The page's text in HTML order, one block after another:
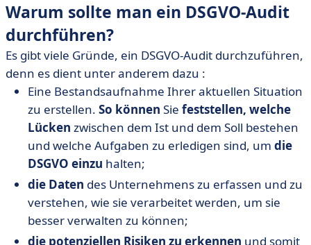
Warum sollte man ein DSGVO-Audit
durchführen?
Es gibt viele Gründe, ein DSGVO-Audit durchzuführen,
denn es dient unter anderem dazu :
Eine Bestandsaufnahme Ihrer aktuellen Situation
zu erstellen. So können Sie feststellen, welche
Lücken zwischen dem Ist und dem Soll bestehen
und welche Aufgaben zu erledigen sind, um die
DSGVO einzu halten;
die Daten des Unternehmens zu erfassen und zu
verstehen, wie sie verarbeitet werden, um sie
besser verwalten zu können;
die potenziellen Risiken zu erkennen und somit